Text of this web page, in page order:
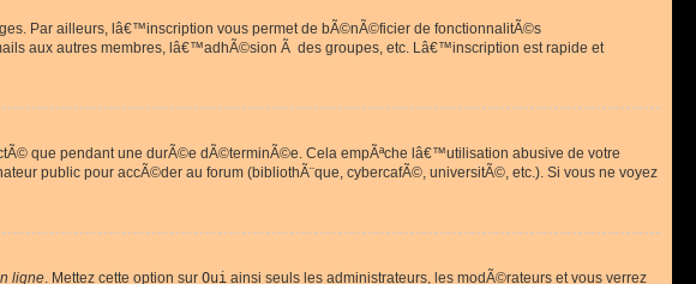
Par ailleurs, lâ€™inscription vous permet de bÃ©nÃ©ficier de fonctionnalitÃ©s
aux autres membres, lâ€™adhÃ©sion Ã des groupes, etc. Lâ€™inscription est rapide et
que pendant une durÃ©e dÃ©terminÃ©e. Cela empÃªche lâ€™utilisation abusive de votre
public pour accÃ©der au forum (bibliothÃ¨que, cybercafÃ©, universitÃ©, etc.). Si vous ne voyez
ligne. Mettez cette option sur Oui ainsi seuls les administrateurs, les modÃ©rateurs et vous verrez